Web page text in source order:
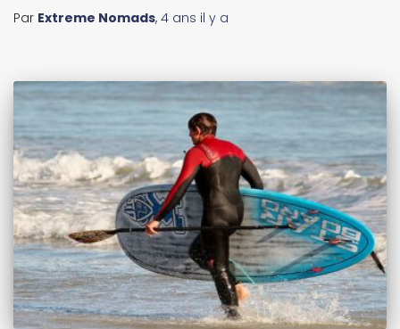
Par Extreme Nomads, 4 ans il y a